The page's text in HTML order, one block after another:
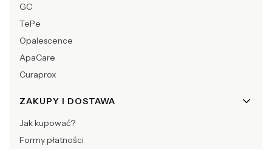
GC
TePe
Opalescence
ApaCare
Curaprox
ZAKUPY I DOSTAWA
Jak kupować?
Formy płatności